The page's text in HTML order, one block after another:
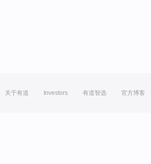
关于有道 Investors 有道智选 官方博客